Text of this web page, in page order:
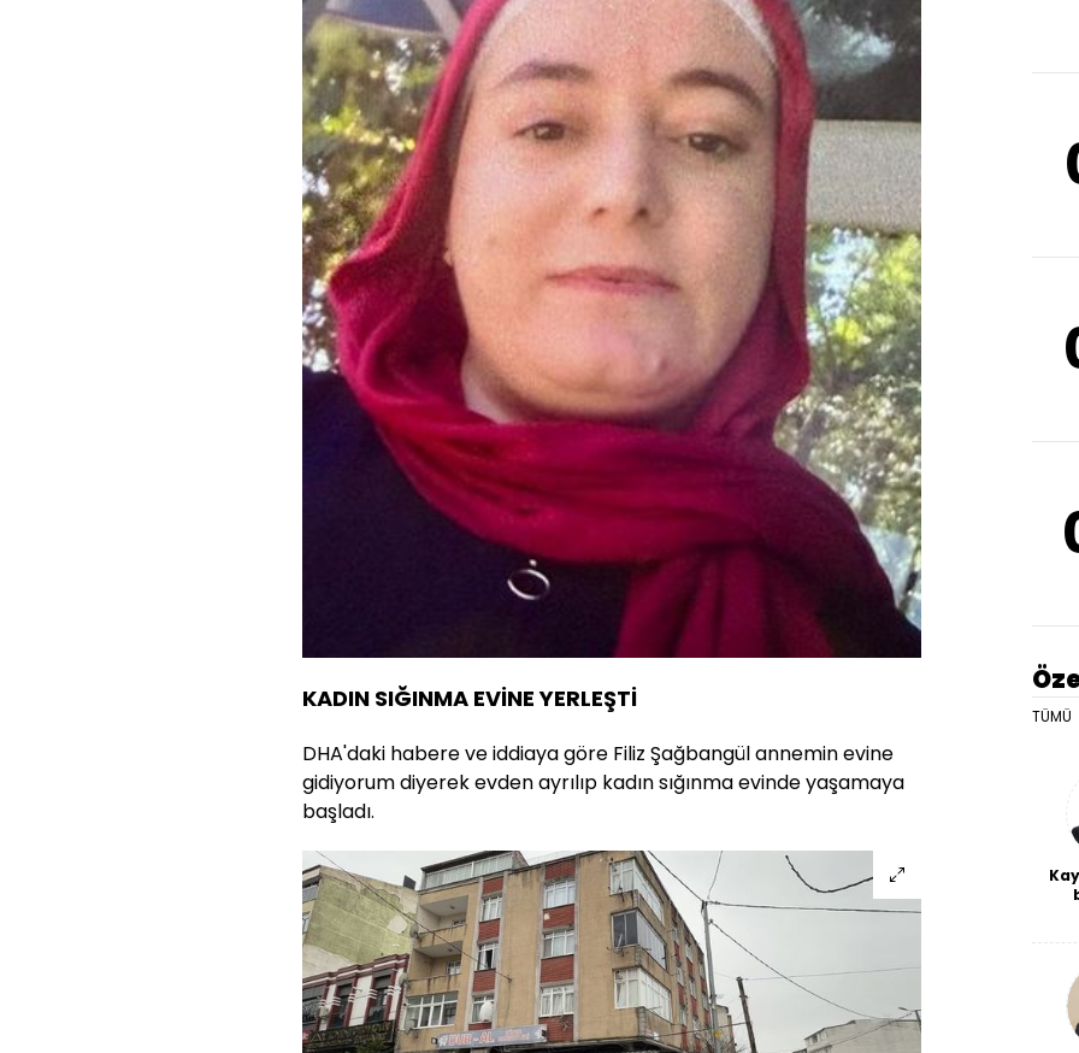
KADIN SIĞINMA EVİNE YERLEŞTİ
DHA'daki habere ve iddiaya göre Filiz Şağbangül annemin evine
gidiyorum diyerek evden ayrılıp kadın sığınma evinde yaşamaya
başladı.
TÜMÜ